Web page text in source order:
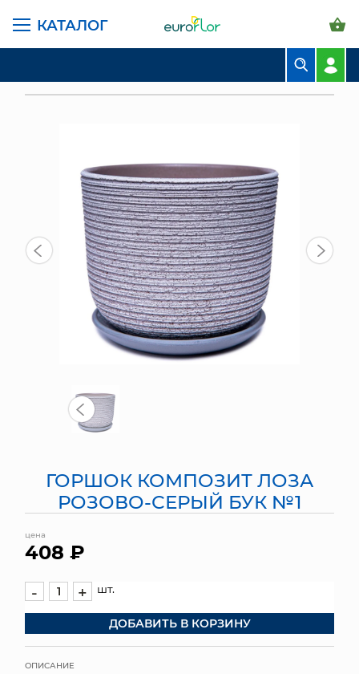
КАТАЛОГ
СВАДЕБНАЯ ФЛОРИСТИКА
КОМНАТНЫЕ РАСТЕНИЯ
ГОРШКИ И КАШПО
ГРУНТЫ И УДОБРЕНИЯ
ПРЕДМЕТЫ ИНТЕРЬЕРА
ВАЗЫ
СУНДУКИ
ТОРГОВЫЙ ЦЕНТР
ГЛАВНАЯ СТРАНИЦА КАТАЛОГ
ГОРШКИ И КАШПО
ГОРШОК КОМПОЗИТ ЛОЗА
РОЗОВО-СЕРЫЙ БУК №1
цена
408 ₽
- + шт.
ДОБАВИТЬ В КОРЗИНУ
ОПИСАНИЕ